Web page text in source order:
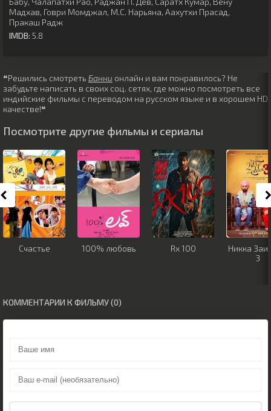
Мадхав, Говри Момджал, М.С. Нарьяна, Аахутхи Прасад,
Пракаш Радж
IMDB: 5.8
❝Решились смотреть Банни онлайн и вам понравилось? Не
забудьте написать в своих соц. сетях, где можно посмотреть все
индийские фильмы с переводом на русском языке и в хорошем HD
качестве!❝
Посмотрите другие фильмы и сериалы
Счастье 100% любовь Rx 100
Никка
3
КОММЕНТАРИИ К ФИЛЬМУ (0)